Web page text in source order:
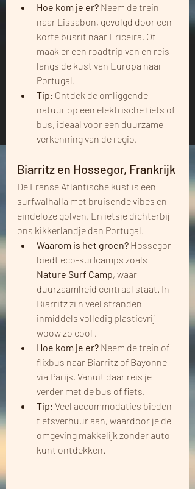
Hoe kom je er? Neem de trein
naar Lissabon, gevolgd door een
korte busrit naar Ericeira. Of
maak er een roadtrip van en reis
langs de kust van Europa naar
Portugal.
Tip: Ontdek de omliggende
natuur op een elektrische fiets of
bus, ideaal voor een duurzame
verkenning van de regio.
Biarritz en Hossegor, Frankrijk
De Franse Atlantische kust is een
surfwalhalla met bruisende vibes en
eindeloze golven. En ietsje dichterbij
ons kikkerlandje dan Portugal.
Waarom is het groen? Hossegor
biedt eco-surfcamps zoals
Nature Surf Camp, waar
duurzaamheid centraal staat. In
Biarritz zijn veel stranden
inmiddels volledig plasticvrij
woow zo cool .
Hoe kom je er? Neem de trein of
flixbus naar Biarritz of Bayonne
via Parijs. Vanuit daar reis je
verder met de bus of fiets.
Tip: Veel accommodaties bieden
fietsverhuur aan, waardoor je de
omgeving makkelijk zonder auto
kunt ontdekken.